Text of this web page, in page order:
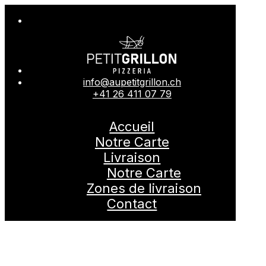
Accueil
Notre Carte
Livraison
Notre Carte
Zones de livraison
Contact
info@aupetitgrillon.ch
+41 26 411 07 79